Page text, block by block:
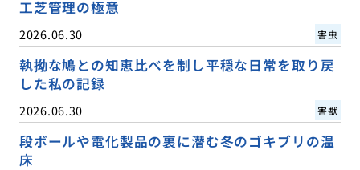
工芝管理の極意
2026.06.30 害虫
執拗な鳩との知恵比べを制し平穏な日常を取り戻
した私の記録
2026.06.30 害獣
段ボールや電化製品の裏に潜む冬のゴキブリの温
床